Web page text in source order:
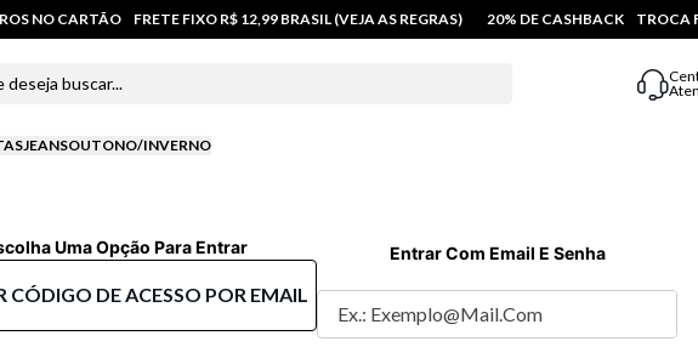
NO CARTÃO FRETE FIXO R$ 12,99 BRASIL (VEJA AS REGRAS) 20% DE CASHBACK TROCA
buscar...
JEANSOUTONO/INVERNO
Uma Opção Para Entrar
CÓDIGO DE ACESSO POR EMAIL
Entrar Com Email E Senha